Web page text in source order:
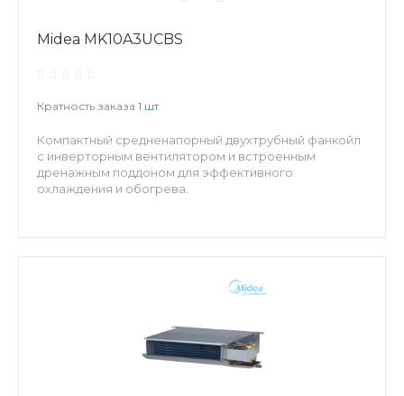
Midea MK10A3UCBS
Кратность заказа 1 шт
Компактный средненапорный двухтрубный фанкойл
с инверторным вентилятором и встроенным
дренажным поддоном для эффективного
охлаждения и обогрева.